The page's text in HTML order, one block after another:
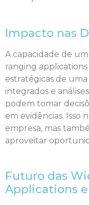
Impacto nas
A capacidade de
ranging
estratégicas de uma
integrados e
podem tomar
em evidências. Isso
empresa, mas
aproveitar
Futuro das
Applications